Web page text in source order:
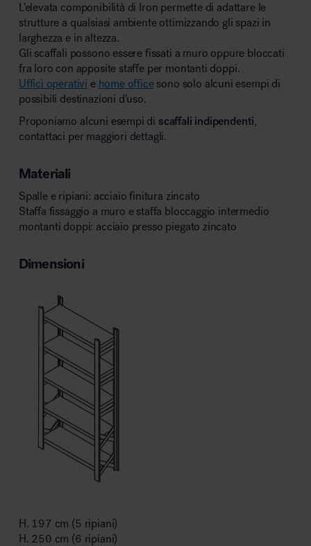
L’elevata componibilità di Iron permette di adattare le
strutture a qualsiasi ambiente ottimizzando gli spazi in
larghezza e in altezza.
Gli scaffali possono essere fissati a muro oppure bloccati
fra loro con apposite staffe per montanti doppi.
Uffici operativi e home officesono solo alcuni esempi di
possibili destinazioni d’uso.
Proponiamo alcuni esempi di scaffali indipendenti,
contattaci per maggiori dettagli.
Materiali
Spalle e ripiani: acciaio finitura zincato
Staffa fissaggio a muro e staffa bloccaggio intermedio
montanti doppi: acciaio presso piegato zincato
Dimensioni
H. 197 cm (5 ripiani)
H. 250 cm (6 ripiani)